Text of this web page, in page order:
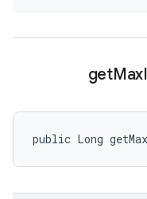
getMax
public Long